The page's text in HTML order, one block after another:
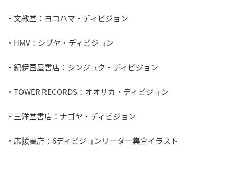
・文教堂：ヨコハマ・ディビジョン
・HMV：シブヤ・ディビジョン
・紀伊国屋書店：シンジュク・ディビジョン
・TOWER RECORDS：オオサカ・ディビジョン
・三洋堂書店：ナゴヤ・ディビジョン
・応援書店：6ディビジョンリーダー集合イラスト